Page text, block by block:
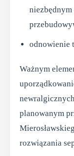
odnowienie
Ważnym
planowanym
rozwiązania